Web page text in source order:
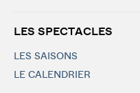
LES SPECTACLES
LES SAISONS
LE CALENDRIER